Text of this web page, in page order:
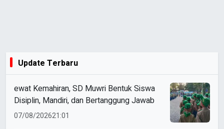
Update Terbaru
ewat Kemahiran, SD Muwri Bentuk Siswa
Disiplin, Mandiri, dan Bertanggung Jawab
07/08/202621:01